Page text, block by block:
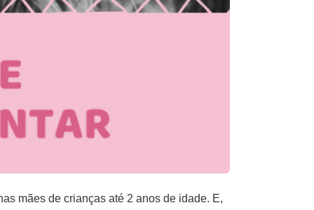
mães de crianças até 2 anos de idade. E,